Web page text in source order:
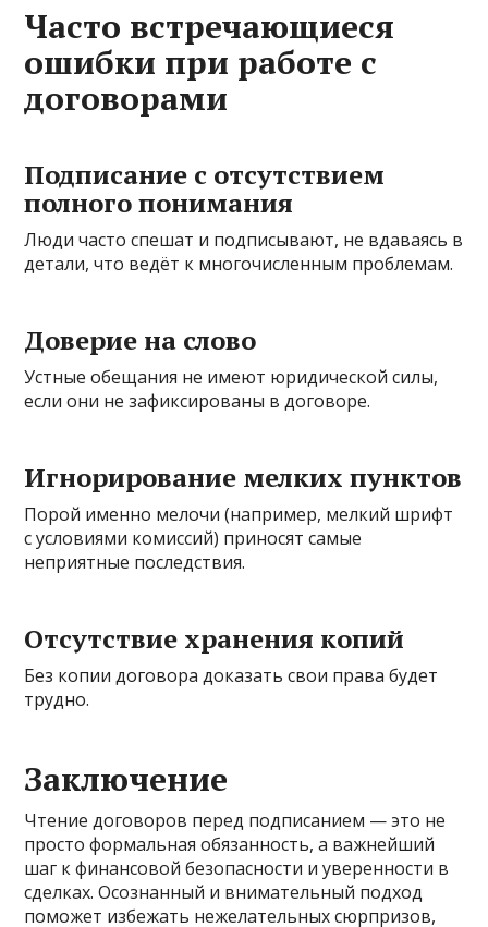
Часто встречающиеся
ошибки при работе с
договорами
Подписание с отсутствием
полного понимания
Люди часто спешат и подписывают, не вдаваясь в
детали, что ведёт к многочисленным проблемам.
Доверие на слово
Устные обещания не имеют юридической силы,
если они не зафиксированы в договоре.
Игнорирование мелких пунктов
Порой именно мелочи (например, мелкий шрифт
с условиями комиссий) приносят самые
неприятные последствия.
Отсутствие хранения копий
Без копии договора доказать свои права будет
трудно.
Заключение
Чтение договоров перед подписанием — это не
просто формальная обязанность, а важнейший
шаг к финансовой безопасности и уверенности в
сделках. Осознанный и внимательный подход
поможет избежать нежелательных сюрпризов,